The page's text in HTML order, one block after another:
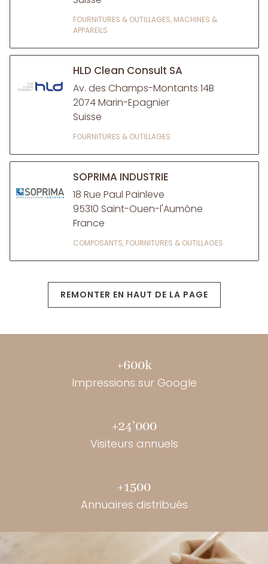
FOURNITURES & OUTILLAGES, MACHINES &
APPAREILS
HLD Clean Consult SA
Av. des Champs-Montants 14B
2074 Marin-Epagnier
Suisse
FOURNITURES & OUTILLAGES
SOPRIMA INDUSTRIE
18 Rue Paul Painleve
95310 Saint-Ouen-l'Aumône
France
COMPOSANTS, FOURNITURES & OUTILLAGES
REMONTER EN HAUT DE LA PAGE
+600k
Impressions sur Google
+24’000
Visiteurs annuels
+1500
Annuaires distribués